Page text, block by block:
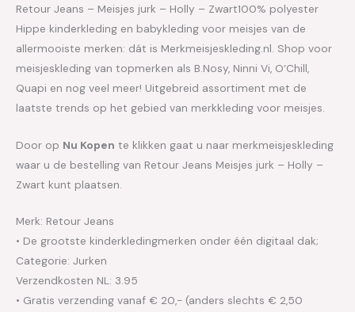
Retour Jeans – Meisjes jurk – Holly – Zwart100% polyester
Hippe kinderkleding en babykleding voor meisjes van de
allermooiste merken: dát is Merkmeisjeskleding.nl. Shop voor
meisjeskleding van topmerken als B.Nosy, Ninni Vi, O’Chill,
Quapi en nog veel meer! Uitgebreid assortiment met de
laatste trends op het gebied van merkkleding voor meisjes.
Door op Nu Kopen te klikken gaat u naar merkmeisjeskleding
waar u de bestelling van Retour Jeans Meisjes jurk – Holly –
Zwart kunt plaatsen.
Merk: Retour Jeans
• De grootste kinderkledingmerken onder één digitaal dak;
Categorie: Jurken
Verzendkosten NL: 3.95
• Gratis verzending vanaf € 20,- (anders slechts € 2,50